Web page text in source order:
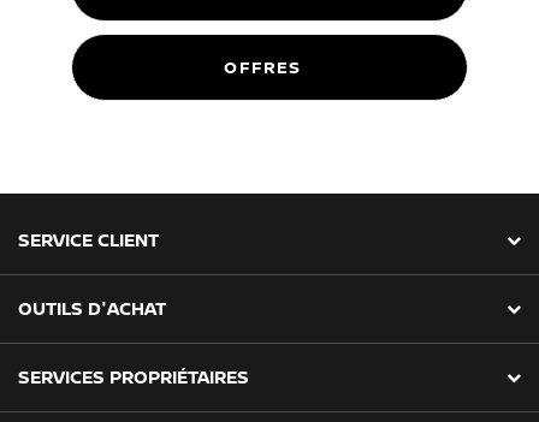
OFFRES
SERVICE CLIENT
OUTILS D'ACHAT
SERVICES PROPRIÉTAIRES